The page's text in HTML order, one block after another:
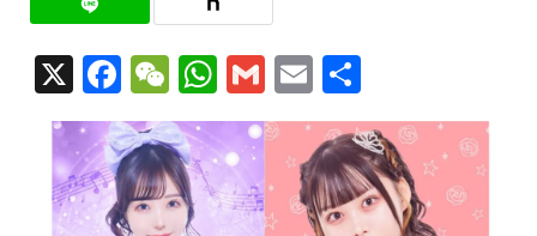
X Facebook
WeChat
WhatsApp
GmailEmail
有